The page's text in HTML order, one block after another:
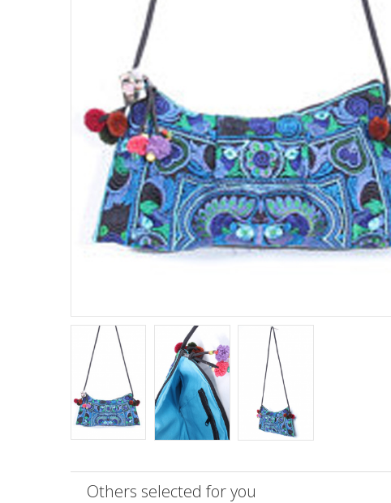
Others selected for you